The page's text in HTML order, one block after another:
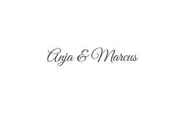
Anja & Marcus